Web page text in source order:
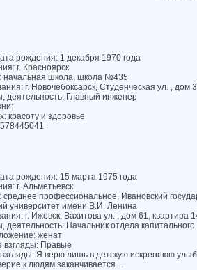
рождения: 1 декабря 1970 года
г. Красноярск
начальная школа, школа №435
г. Новочебоксарск, Студенческая ул. , дом
деятельность: Главный инженер
красоту и здоровье
рождения: 15 марта 1975 года
г. Альметьевск
профессиональное, Ивановский
университет имени В.И. Ленина
г. Ижевск, Вахитова ул. , дом 61, квартира
деятельность: Начальник отдела капитального
женат
взгляды: Правые
Я верю лишь в детскую искреннюю
к людям заканчивается…